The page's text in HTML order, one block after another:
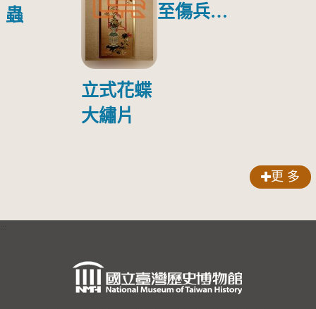
蟲
立式花蝶
大繡片
至傷兵醫
傷日本戰
更 多